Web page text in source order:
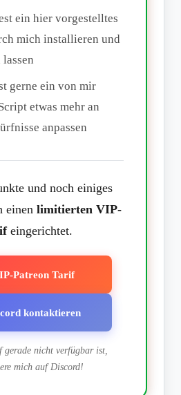
ein hier vorgestelltes
mich installieren und
gerne ein von mir
etwas mehr an
anpassen
und noch einiges
einen limitierten VIP-
eingerichtet.
Patreon Tarif
kontaktieren
gerade nicht verfügbar ist,
mich auf Discord!